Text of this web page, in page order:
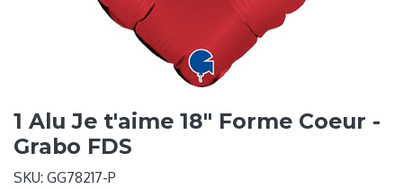
1 Alu Je t'aime 18" Forme Coeur -
Grabo FDS
SKU: GG78217-P